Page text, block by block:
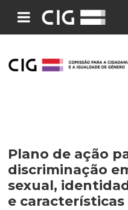
Plano de ação
discriminação
sexual,
e características
Pesquisar